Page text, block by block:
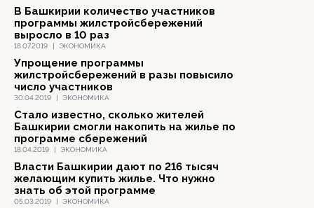
18.07.2019 | ЭКОНОМИКА
В Башкирии количество участников
программы жилстройсбережений
выросло в 10 раз
30.04.2019 | ЭКОНОМИКА
Упрощение программы
жилстройсбережений в разы повысило
число участников
18.04.2019 | ЭКОНОМИКА
Стало известно, сколько жителей
Башкирии смогли накопить на жилье по
программе сбережений
05.03.2019 | ЭКОНОМИКА
Власти Башкирии дают по 216 тысяч
желающим купить жилье. Что нужно
знать об этой программе